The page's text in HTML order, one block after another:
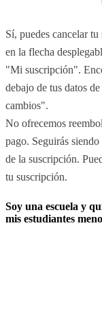
Sí, puedes cancelar
en la flecha
"Mi suscripción".
debajo de tus datos
cambios".
No ofrecemos
pago. Seguirás
de la suscripción.
tu suscripción.
Soy una escuela y
mis estudiantes